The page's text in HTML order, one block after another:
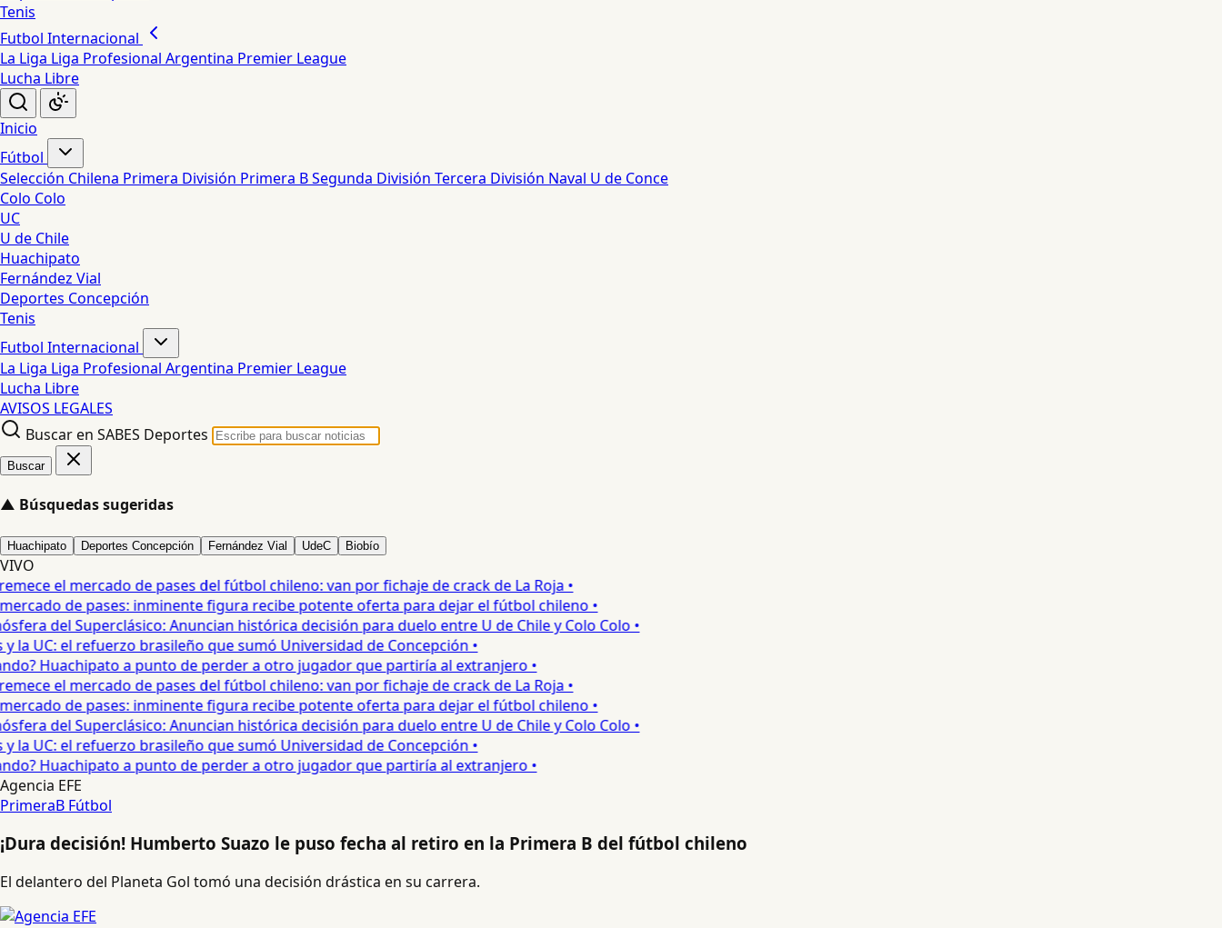
Tenis
Futbol Internacional
La Liga Liga Profesional Argentina Premier League
Lucha Libre
Inicio
Fútbol
Selección Chilena Primera División Primera BSegunda División Tercera División Naval U de Conce
Colo Colo
UC
U de Chile
Huachipato
Fernández Vial
Deportes Concepción
Tenis
Futbol Internacional
La Liga Liga Profesional Argentina Premier League
Lucha Libre
AVISOS LEGALES
Buscar en SABES Deportes
Buscar
▲ Búsquedas sugeridas
Huachipato Deportes Concepción Fernández Vial UdeC Biobío
VIVO
el mercado de pases del fútbol chileno: van por fichaje de crack de La Roja •
de pases: inminente figura recibe potente oferta para dejar el fútbol chileno •
del Superclásico: Anuncian histórica decisión para duelo entre U de Chile y Colo Colo •
UC: el refuerzo brasileño que sumó Universidad de Concepción •
Huachipato a punto de perder a otro jugador que partiría al extranjero •
el mercado de pases del fútbol chileno: van por fichaje de crack de La Roja •
de pases: inminente figura recibe potente oferta para dejar el fútbol chileno •
del Superclásico: Anuncian histórica decisión para duelo entre U de Chile y Colo Colo •
UC: el refuerzo brasileño que sumó Universidad de Concepción •
Huachipato a punto de perder a otro jugador que partiría al extranjero •
Agencia EFE
PrimeraB Fútbol
¡Dura decisión! Humberto Suazo le puso fecha al retiro en la Primera B del fútbol chileno
El delantero del Planeta Gol tomó una decisión drástica en su carrera.